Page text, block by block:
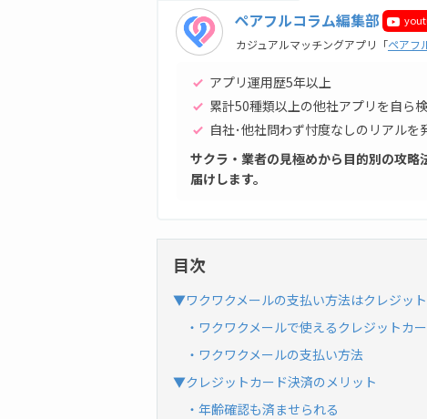
ペアフルコラム編集部
カジュアルマッチングアプリ「ペアフ
アプリ運用歴5年以上
累計50種類以上の他社アプリを自ら
自社･他社問わず忖度なしのリアルを
サクラ・業者の見極めから目的別の攻略
届けします。
目次
▼ワクワクメールの支払い方法はクレジッ
・ワクワクメールで使えるクレジットカ
・ワクワクメールの支払い方法
▼クレジットカード決済のメリット
・年齢確認も済ませられる